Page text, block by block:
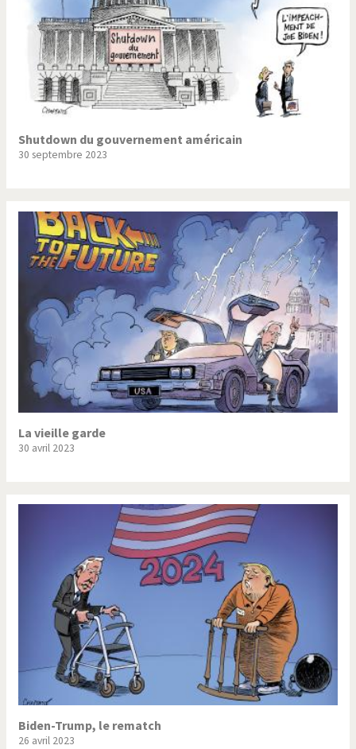
Shutdown du gouvernement américain
30 septembre 2023
La vieille garde
30 avril 2023
Biden-Trump, le rematch
26 avril 2023